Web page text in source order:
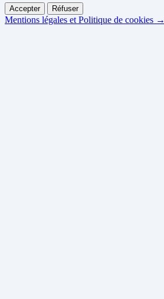
Accepter Réfuser
Mentions légales et Politique de cookies →